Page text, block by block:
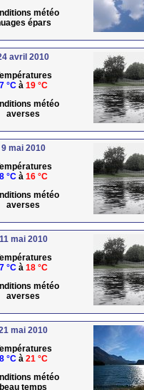
météo
épars
avril 2010
7 °Cà 19 °C
météo
averses
9 mai 2010
8 °Cà 16 °C
météo
averses
11 mai 2010
7 °Cà 18 °C
météo
averses
mai 2010
8 °Cà 21 °C
météo
beau temps